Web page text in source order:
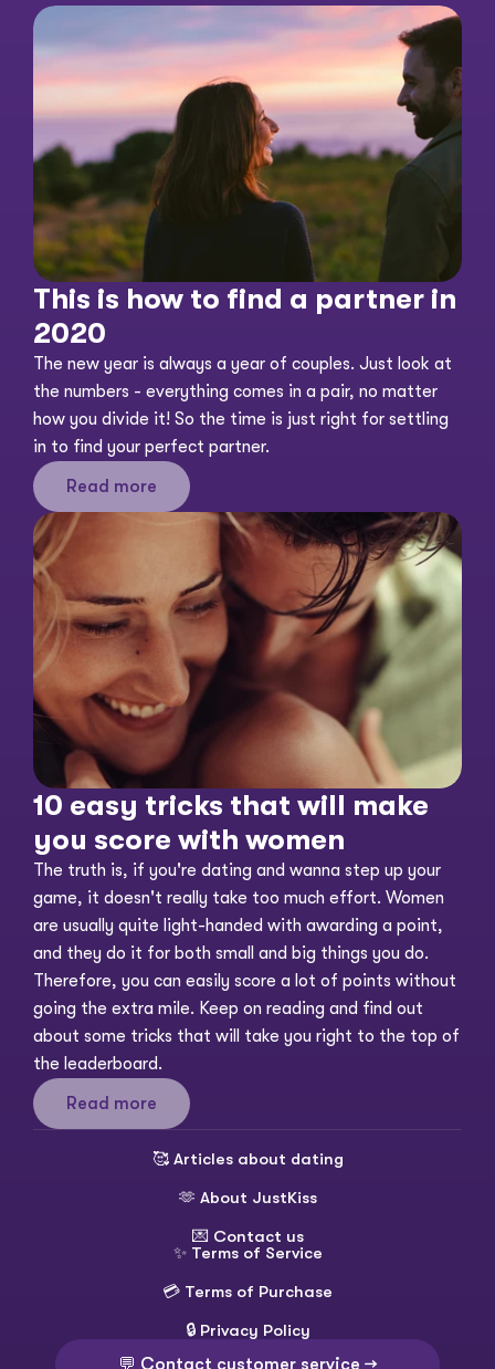
This is how to find a partner in
2020
The new year is always a year of couples. Just look at
the numbers - everything comes in a pair, no matter
how you divide it! So the time is just right for settling
in to find your perfect partner.
Read more
10 easy tricks that will make
you score with women
The truth is, if you're dating and wanna step up your
game, it doesn't really take too much effort. Women
are usually quite light-handed with awarding a point,
and they do it for both small and big things you do.
Therefore, you can easily score a lot of points without
going the extra mile. Keep on reading and find out
about some tricks that will take you right to the top of
the leaderboard.
Read more
🥰 Articles about dating
🫶 About JustKiss
💌 Contact us
✨ Terms of Service
💳 Terms of Purchase
🔒 Privacy Policy
💬 Contact customer service →